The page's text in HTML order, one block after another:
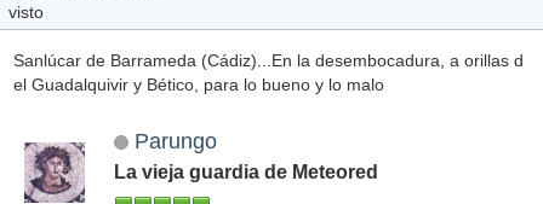
visto
Sanlúcar de Barrameda (Cádiz)...En la desembocadura, a orillas d
el Guadalquivir y Bético, para lo bueno y lo malo
Parungo
La vieja guardia de Meteored